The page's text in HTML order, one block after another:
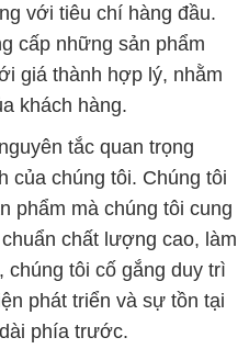
với tiêu chí hàng đầu.
cấp những sản phẩm
giá thành hợp lý, nhằm
khách hàng.
tắc quan trọng
của chúng tôi. Chúng tôi
phẩm mà chúng tôi cung
chất lượng cao, làm
tôi cố gắng duy trì
phát triển và sự tồn tại
phía trước.